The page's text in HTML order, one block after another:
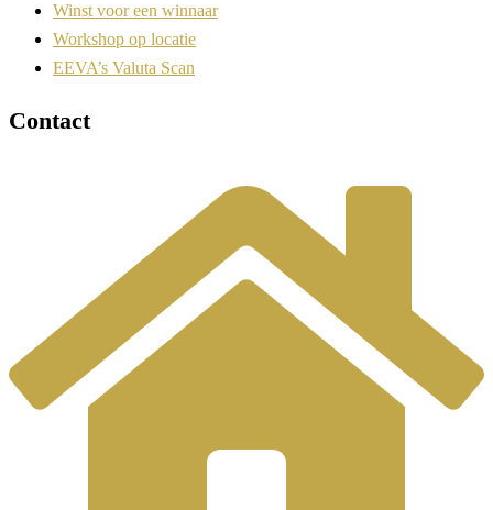
Winst voor een winnaar
Workshop op locatie
EEVA’s Valuta Scan
Contact